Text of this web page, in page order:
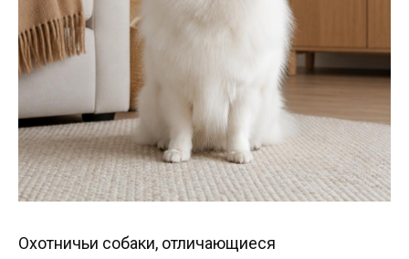
Охотничьи собаки, отличающиеся